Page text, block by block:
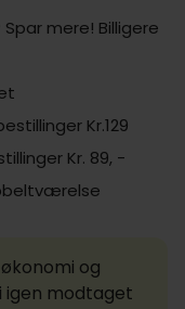
mere! Billigere
Kr.129
Kr. 89, -
og
modtaget